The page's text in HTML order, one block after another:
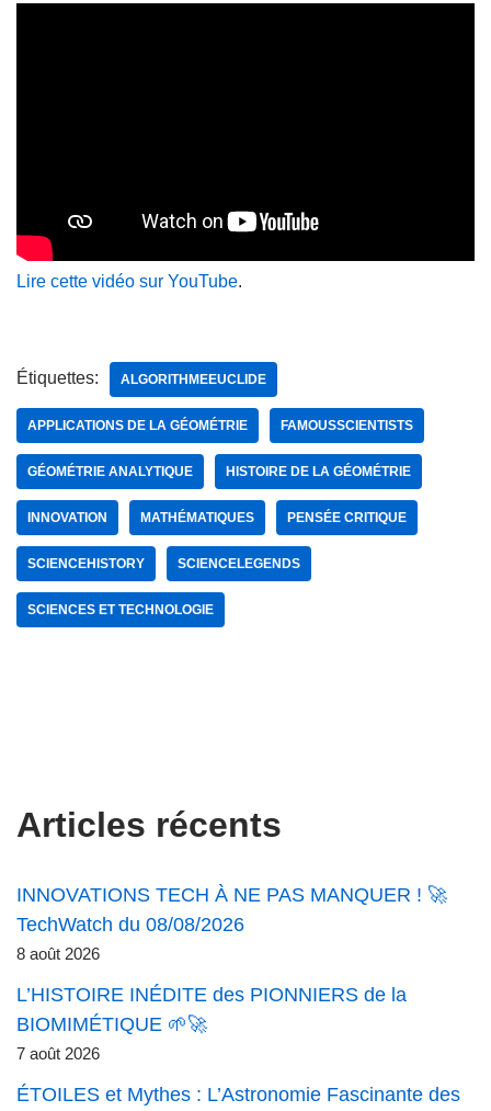
Lire cette vidéo sur YouTube.
Étiquettes: ALGORITHMEEUCLIDE
APPLICATIONS DE LA GÉOMÉTRIE FAMOUSSCIENTISTS
GÉOMÉTRIE ANALYTIQUE HISTOIRE DE LA GÉOMÉTRIE
INNOVATION MATHÉMATIQUES PENSÉE CRITIQUE
SCIENCEHISTORY SCIENCELEGENDS
SCIENCES ET TECHNOLOGIE
Articles récents
INNOVATIONS TECH À NE PAS MANQUER ! 🚀
TechWatch du 08/08/2026
8 août 2026
L’HISTOIRE INÉDITE des PIONNIERS de la
BIOMIMÉTIQUE 🌱🚀
7 août 2026
ÉTOILES et Mythes : L’Astronomie Fascinante des